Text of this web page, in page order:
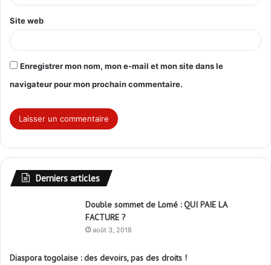
*
Site web
Enregistrer mon nom, mon e-mail et mon site dans le
navigateur pour mon prochain commentaire.
Derniers articles
Double sommet de Lomé : QUI PAIE LA
FACTURE ?
août 3, 2018
Diaspora togolaise : des devoirs, pas des droits !